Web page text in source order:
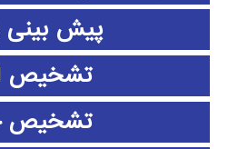
پیش
تشخیص
تشخیص